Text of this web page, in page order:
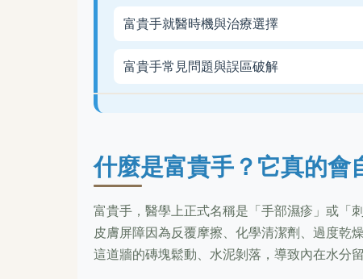
富貴手就醫時機與治療選擇
富貴手常見問題與誤區破解
什麼是富貴手？它真的會
富貴手，醫學上正式名稱是「手部濕疹」或「
皮膚屏障因為反覆摩擦、化學清潔劑、過度乾
這道牆的磚塊鬆動、水泥剝落，導致內在水分